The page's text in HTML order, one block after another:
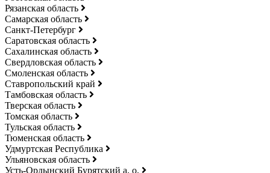
Рязанская область
Самарская область
Санкт-Петербург
Саратовская область
Сахалинская область
Свердловская область
Смоленская область
Ставропольский край
Тамбовская область
Тверская область
Томская область
Тульская область
Тюменская область
Удмуртская Республика
Ульяновская область
Усть-Ордынский Бурятский а. о.